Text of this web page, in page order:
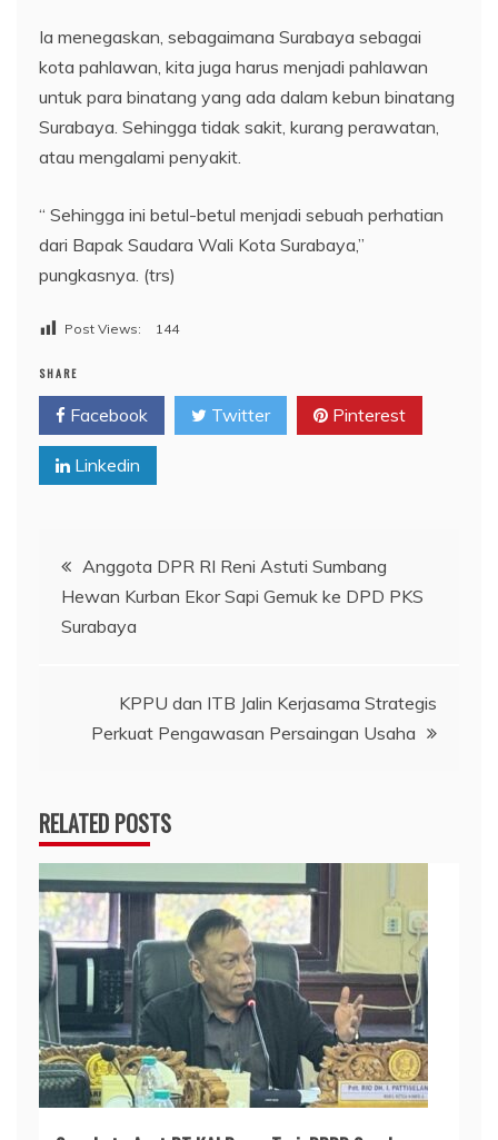
Ia menegaskan, sebagaimana Surabaya sebagai
kota pahlawan, kita juga harus menjadi pahlawan
untuk para binatang yang ada dalam kebun binatang
Surabaya. Sehingga tidak sakit, kurang perawatan,
atau mengalami penyakit.
“ Sehingga ini betul-betul menjadi sebuah perhatian
dari Bapak Saudara Wali Kota Surabaya,”
pungkasnya. (trs)
Post Views: 144
SHARE
Facebook Twitter Pinterest
Linkedin
Navigasi
pos
Anggota DPR RI Reni Astuti Sumbang
Hewan Kurban Ekor Sapi Gemuk ke DPD PKS
Surabaya
KPPU dan ITB Jalin Kerjasama Strategis
Perkuat Pengawasan Persaingan Usaha
RELATED POSTS